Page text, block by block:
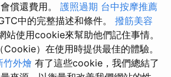
償還費用。 護照過期 台中按摩推薦
中的完整描述和條件。 撥筋美容
站使用cookie來幫助他們記住事情。
）在使用時提供最佳的體驗。
竹外燴 有了這些cookie，我們總結了